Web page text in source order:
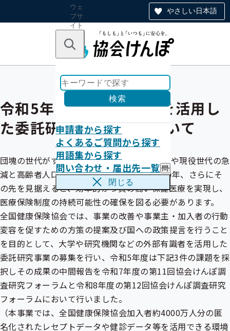
やさしい日本語
ウェ
ブサ
イト
のナ
ン
キーワードで探す
検索
申請書から探す
よくあるご質問から探す
用語集から探す
問い合わせ・届出先一覧 問
い
せ
・
出
先
覧
の
ブ
ュ
ー
閉じる
令和5年度「外部有識者を活用し
た委託研究」の採択について
団塊の世代がすべて後期高齢者となる2025年や現役世代の急
減と高齢者人口のピークが同時に訪れる2040年、さらにそ
の先を見据えると、効率的かつ質の高い保健医療を実現し、
医療保険制度の持続可能性の確保を図る必要があります。
全国健康保険協会では、事業の改善や事業主・加入者の行動
変容を促すための方策の提案及び国への政策提言を行うこと
を目的として、大学や研究機関などの外部有識者を活用した
委託研究事業の募集を行い、令和5年度は下記3件の課題を採
択しその成果の中間報告を令和7年度の第11回協会けんぽ調
査研究フォーラムと令和8年度の第12回協会けんぽ調査研究
フォーラムにおいて行いました。
（本事業では、全国健康保険協会加入者約4000万人分の匿
名化されたレセプトデータや健診データ等を活用できる環境